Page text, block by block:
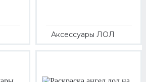
Аксессуары ЛОЛ